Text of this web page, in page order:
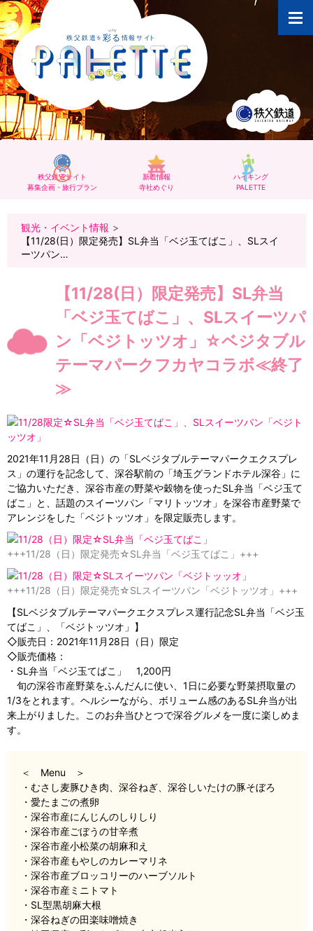
秩父鉄道サイト 新着情報
ハイキング
募集企画・旅行プラン
寺社めぐり PALETTE
観光・イベント情報
【11/28(日）限定発売】SL弁当「ベジ玉てばこ」、SLスイ
ーツパン…
【11/28(日）限定発売】SL弁当
「ベジ玉てばこ」、SLスイーツパ
ン「ベジトッツオ」☆ベジタブル
テーマパークフカヤコラボ≪終了
≫
2021年11月28日（日）の「SLベジタブルテーマパークエクスプレ
ス」の運行を記念して、深谷駅前の「埼玉グランドホテル深谷」に
ご協力いただき、深谷市産の野菜や穀物を使ったSL弁当「ベジ玉て
ばこ」と、話題のスイーツパン「マリトッツオ」を深谷市産野菜で
アレンジをした「ベジトッツオ」を限定販売します。
+++11/28（日）限定発売☆SL弁当「ベジ玉てばこ」+++
+++11/28（日）限定発売☆SLスイーツパン「ベジトッツオ」+++
【SLベジタブルテーマパークエクスプレス運行記念SL弁当「ベジ玉
てばこ」、「ベジトッツオ」】
◇販売日：2021年11月28日（日）限定
◇販売価格：
・SL弁当「ベジ玉てばこ」 1,200円
旬の深谷市産野菜をふんだんに使い、1日に必要な野菜摂取量の
1/3をとれます。ヘルシーながら、ボリューム感のあるSL弁当が出
来上がりました。このお弁当ひとつで深谷グルメを一度に楽しめま
す。
＜ Menu ＞
・むさし麦豚ひき肉、深谷ねぎ、深谷しいたけの豚そぼろ
・愛たまごの煮卵
・深谷市産にんじんのしりしり
・深谷市産ごぼうの甘辛煮
・深谷市産小松菜の胡麻和え
・深谷市産もやしのカレーマリネ
・深谷市産ブロッコリーのハーブソルト
・深谷市産ミニトマト
・SL型黒胡麻大根
・深谷ねぎの田楽味噌焼き